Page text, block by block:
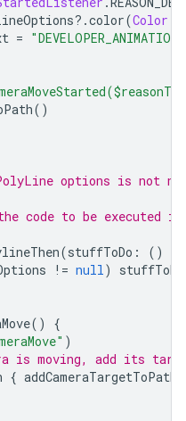
?.color(Color
= "DEVELOPER_ANIMATION"
()
options is not
code to be executed
(stuffToDo : ()
!= null) stuffToDo
()
{
)
is moving, add its
{ addCameraTargetToPath